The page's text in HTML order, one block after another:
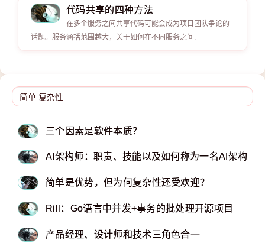
代码共享的四种方法
在多个服务之间共享代码可能会成为项目团队争论的
话题。服务涵括范围越大，关于如何在不同服务之间.
三个因素是软件本质？
AI架构师：职责、技能以及如何称为一名AI架构师
简单是优势，但为何复杂性还受欢迎？
Rill：Go语言中并发+事务的批处理开源项目
产品经理、设计师和技术三角色合一